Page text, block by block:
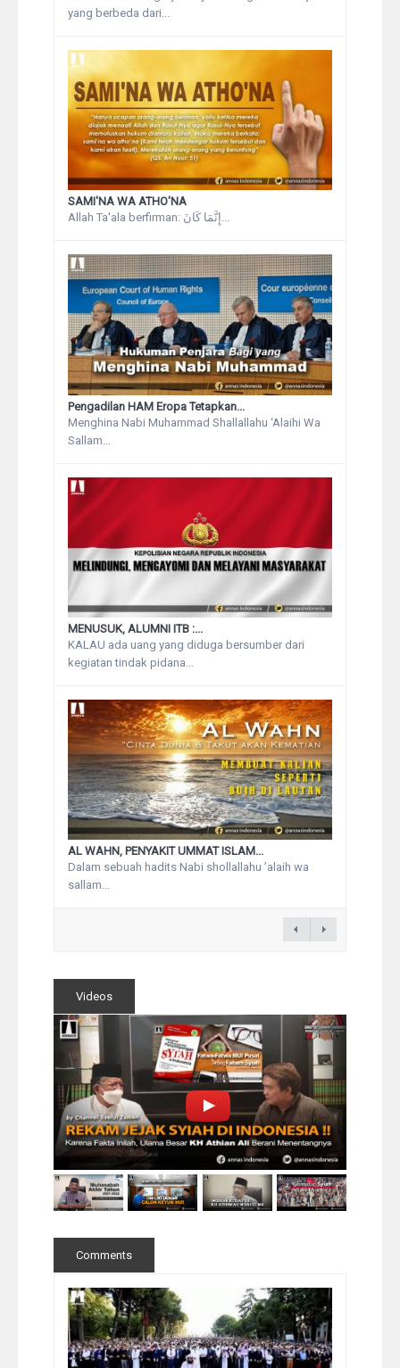
yang berbeda dari...
SAMI'NA WA ATHO'NA
Allah Ta'ala berfirman: إِنَّمَا كَانَ...
Pengadilan HAM Eropa Tetapkan...
Menghina Nabi Muhammad Shallallahu ‘Alaihi Wa
Sallam...
MENUSUK, ALUMNI ITB :...
KALAU ada uang yang diduga bersumber dari
kegiatan tindak pidana...
AL WAHN, PENYAKIT UMMAT ISLAM...
Dalam sebuah hadits Nabi shollallahu ’alaih wa
sallam...
Videos
Comments